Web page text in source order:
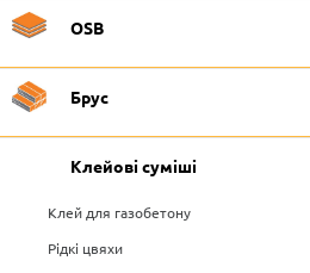
OSB
Брус
Клейові суміші
Клей для газобетону
Рідкі цвяхи